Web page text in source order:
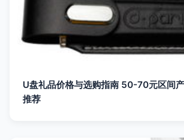
U盘礼品价格与选购指南 50-70元区间
推荐